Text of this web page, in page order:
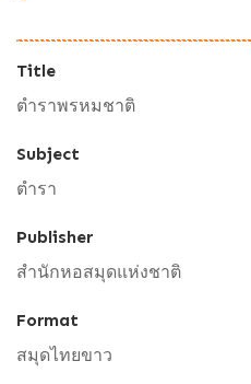
Title
ตำราพรหมชาติ
Subject
ตำรา
Publisher
สำนักหอสมุดแห่งชาติ
Format
สมุดไทยขาว